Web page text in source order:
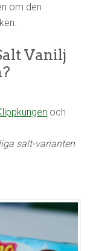
om den
Vanilj
och
salt-varianten